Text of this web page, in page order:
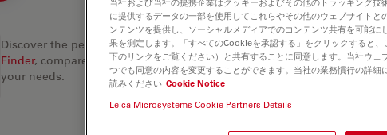
Discover the perfect solution. Explore ourObjective
Finder, compare alternatives, and find the best fit for
your needs.
に提供するデータの一部を使用してこれらやその他のウェブサイト
ンテンツを提供し、ソーシャルメディアでのコンテンツ共有を可能
果を測定します。「すべてのCookieを承認する」をクリックすると
下のリンクをご覧ください）と共有することに同意します。当社ウ
つでも同意の内容を変更することができます。当社の業務慣行の詳
読みください Cookie Notice
Leica Microsystems Cookie Partners Details